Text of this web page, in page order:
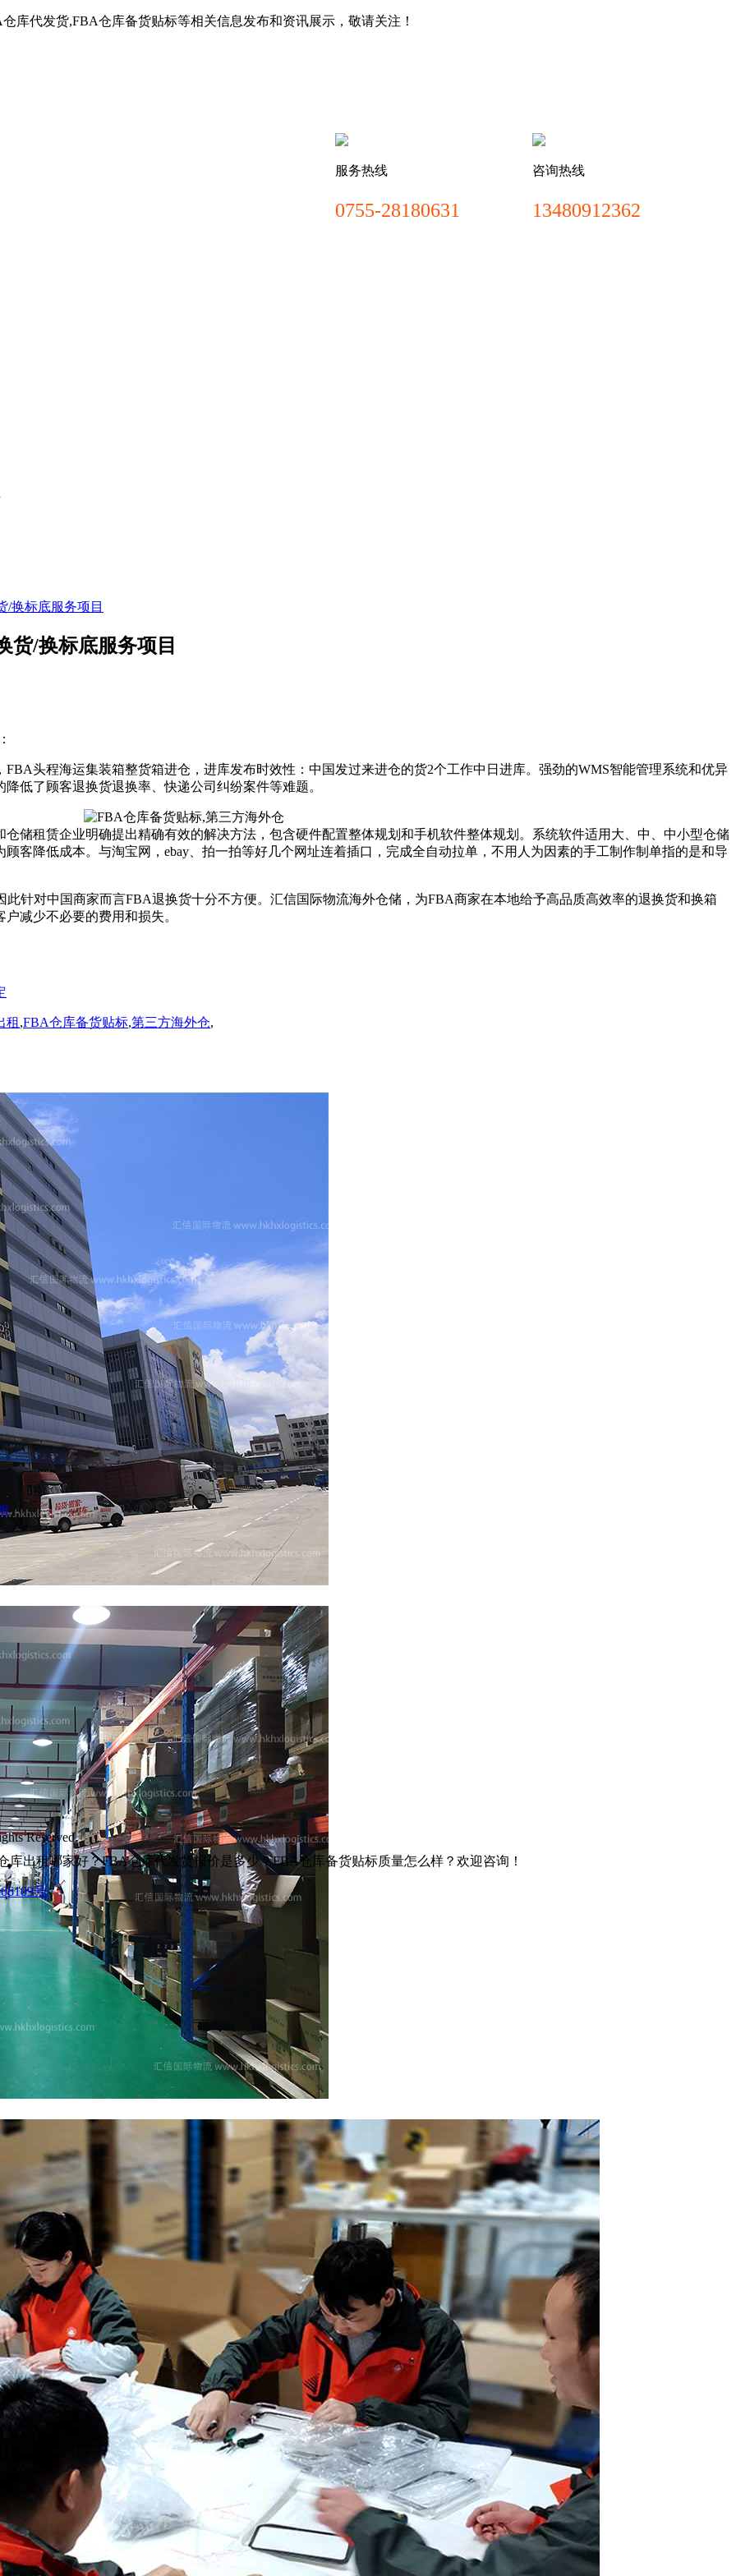
库代发货,FBA仓库备货贴标等相关信息发布和资讯展示，敬请关注！
咨询热线
13480912362
服务热线
0755-28180631
/换标底服务项目
货/换标底服务项目
头程海运集装箱整货箱进仓，进库发布时效性：中国发过来进仓的货2个工作中日进库。强劲的WMS智能管理系统和优异
低了顾客退换货退换率、快递公司纠纷案件等难题。
储租赁企业明确提出精确有效的解决方法，包含硬件配置整体规划和手机软件整体规划。系统软件适用大、中、中小型仓储
客降低成本。与淘宝网，ebay、拍一拍等好几个网址连着插口，完成全自动拉单，不用人为因素的手工制作制单指的是和导
此针对中国商家而言FBA退换货十分不方便。汇信国际物流海外仓储，为FBA商家在本地给予高品质高效率的退换货和换箱
减少不必要的费用和损失。
租 ,FBA仓库备货贴标,第三方海外仓,
Reserved.
出租哪家好？FBA仓库代发货报价是多少？FBA仓库备货贴标质量怎么样？欢迎咨询！
号